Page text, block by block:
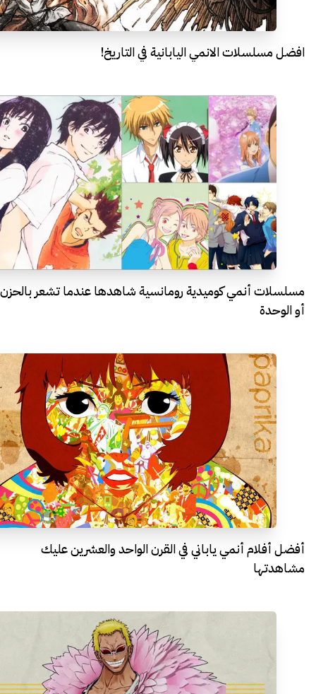
افضل مسلسلات الانمي اليابانية في التاريخ!
مسلسلات أنمي كوميدية رومانسية شاهدها عندما تشعر بالحزن
أو الوحدة
أفضل أفلام أنمي ياباني في القرن الواحد والعشرين عليك
مشاهدتها